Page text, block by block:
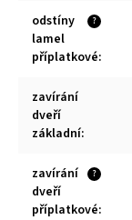
?
odstíny
lamel
příplatkové:
zavírání
dveří
základní:
?
zavírání
dveří
příplatkové: